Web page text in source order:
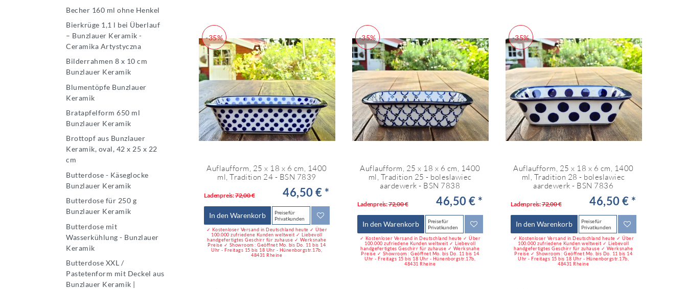
Becher 160 ml ohne Henkel
Bierkrüge 1,1 l bei Überlauf
– Bunzlauer Keramik -
Ceramika Artystyczna
Bilderrahmen 8 x 10 cm
Bunzlauer Keramik
Blumentöpfe Bunzlauer
Keramik
Bratapfelform 650 ml
Bunzlauer Keramik
Brottopf aus Bunzlauer
Keramik, oval, 42 x 25 x 22
cm
Butterdose - Käseglocke
Bunzlauer Keramik
Butterdose für 250 g
Bunzlauer Keramik
Butterdose mit
Wasserkühlung - Bunzlauer
Keramik
Butterdose XXL /
Pastetenform mit Deckel aus
Bunzlauer Keramik |
-35%
Auflaufform, 25 x 18 x 6 cm, 1400
ml, Tradition 24 - BSN 7839
Ladenpreis:72,00 € 46,50 € *
In den Warenkorb
Preise für
Privatkunden
✓ Kostenloser Versand in Deutschland heute ✓ Über
100.000 zufriedene Kunden weltweit ✓ Liebevoll
handgefertigtes Geschirr für zuhause ✓ Werksnahe
Preise ✓ Showroom : Geöffnet Mo. bis Do. 11 bis 14
Uhr - Freitags 15 bis 18 Uhr - Hünenborgstr.17b,
48431 Rheine
-35%
Auflaufform, 25 x 18 x 6 cm, 1400
ml, Tradition 25 - boleslawiec
aardewerk - BSN 7838
Ladenpreis:72,00 € 46,50 € *
In den Warenkorb
Preise für
Privatkunden
✓ Kostenloser Versand in Deutschland heute ✓ Über
100.000 zufriedene Kunden weltweit ✓ Liebevoll
handgefertigtes Geschirr für zuhause ✓ Werksnahe
Preise ✓ Showroom : Geöffnet Mo. bis Do. 11 bis 14
Uhr - Freitags 15 bis 18 Uhr - Hünenborgstr.17b,
48431 Rheine
-35%
Auflaufform, 25 x 18 x 6 cm, 1400
ml, Tradition 28 - boleslawiec
aardewerk - BSN 7836
Ladenpreis:72,00 € 46,50 € *
In den Warenkorb
Preise für
Privatkunden
✓ Kostenloser Versand in Deutschland heute ✓ Über
100.000 zufriedene Kunden weltweit ✓ Liebevoll
handgefertigtes Geschirr für zuhause ✓ Werksnahe
Preise ✓ Showroom : Geöffnet Mo. bis Do. 11 bis 14
Uhr - Freitags 15 bis 18 Uhr - Hünenborgstr.17b,
48431 Rheine